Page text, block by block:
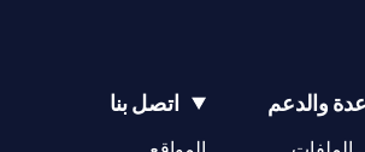
والدعم اتصل بنا